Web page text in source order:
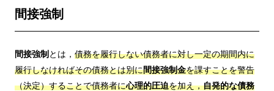
間接強制
間接強制 とは， 債務を履行しない債務者に対し一定の期間内に
履行しなければその債務とは別に間接強制金を課すことを警告
（決定）することで債務者に心理的圧迫を加え，自発的な債務